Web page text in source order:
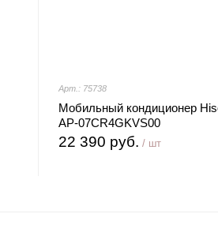
Арт.: 75738
Мобильный кондиционер
AP-07CR4GKVS00
22 390 руб. / шт